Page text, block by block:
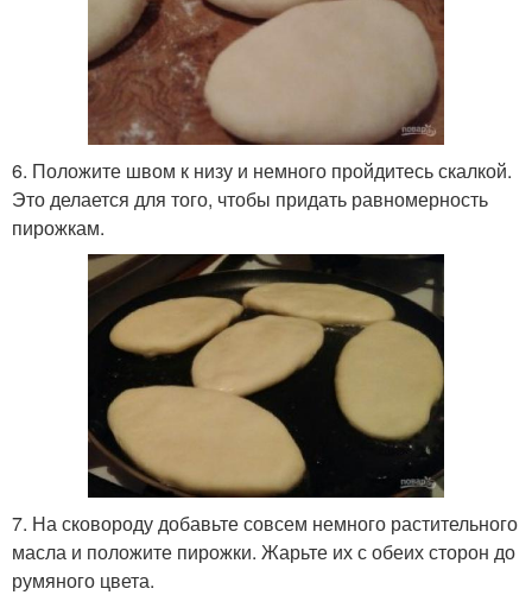
6. Положите швом к низу и немного пройдитесь скалкой.
Это делается для того, чтобы придать равномерность
пирожкам.
7. На сковороду добавьте совсем немного растительного
масла и положите пирожки. Жарьте их с обеих сторон до
румяного цвета.